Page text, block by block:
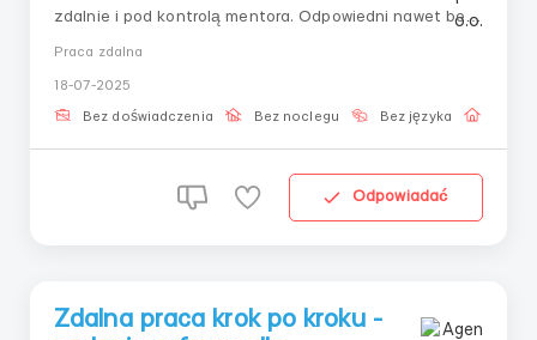
zdalnie i pod kontrolą mentora. Odpowiedni nawet bez
ykonywać zadania w określonym porządku— S
prawdzać poprawność swoich działań&mdas...
Praca zdalna
18-07-2025
Bez doświadczenia Bez noclegu Bez języka
Odpowiadać
Zdalna praca krok po kroku -